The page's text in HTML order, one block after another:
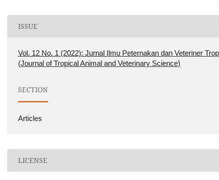
ISSUE
Vol. 12 No. 1 (2022): Jurnal Ilmu Peternakan dan Veteriner
(Journal of Tropical Animal and Veterinary Science)
SECTION
Articles
LICENSE